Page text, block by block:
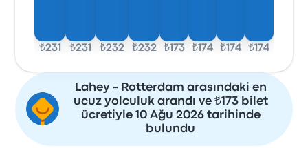
₺231 ₺231 ₺232 ₺232 ₺173 ₺174 ₺174 ₺174
Lahey - Rotterdam arasındaki en
ucuz yolculuk arandı ve ₺173 bilet
ücretiyle 10 Ağu 2026 tarihinde
bulundu